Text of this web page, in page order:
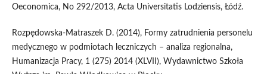
Oeconomica, No 292/2013, Acta Universitatis Lodziensis, Łódź.
Rozpędowska-Matraszek D. (2014), Formy zatrudnienia personelu
medycznego w podmiotach leczniczych – analiza regionalna,
Humanizacja Pracy, 1 (275) 2014 (XLVII), Wydawnictwo Szkoła